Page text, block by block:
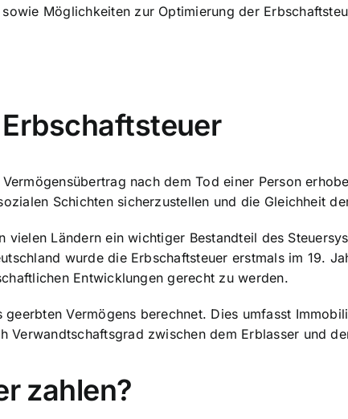
Möglichkeiten zur Optimierung der
nach dem Tod einer Person
Schichten sicherzustellen und die Gleichheit
Ländern ein wichtiger Bestandteil des
wurde die Erbschaftsteuer erstmals im 19.
Entwicklungen gerecht zu werden.
Vermögens berechnet. Dies umfasst
Verwandtschaftsgrad zwischen dem Erblasser und
zahlen?